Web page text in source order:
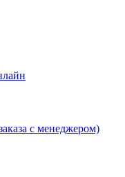
с менеджером)